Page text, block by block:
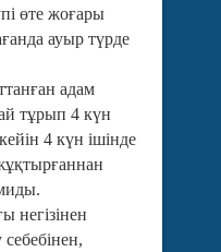
өте жоғары
ауыр түрде
адам
тұрып 4 күн
4 күн ішінде